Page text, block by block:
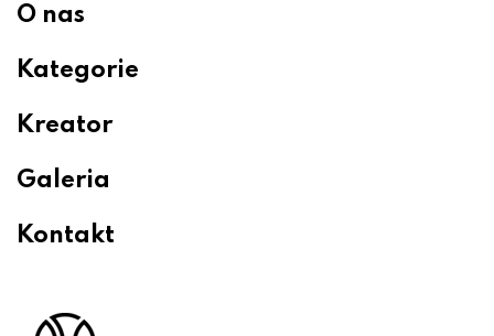
O nas
Kategorie
Kreator
Galeria
Kontakt